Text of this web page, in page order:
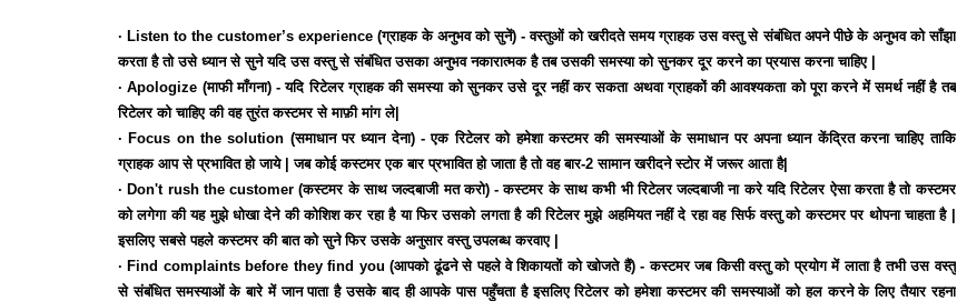
∙ Listen to the customer’s experience (ग्राहक के अनुभव को सुनें) - वस्तुओं को खरीदते समय ग्राहक उस वस्तु से संबंधित अपने पीछे के अनुभव को साँझा
करता है तो उसे ध्यान से सुने यदि उस वस्तु से संबंधित उसका अनुभव नकारात्मक है तब उसकी समस्या को सुनकर दूर करने का प्रयास करना चाहिए |
∙ Apologize (माफी माँगना) -यदि रिटेलर ग्राहक की समस्या को सुनकर उसे दूर नहीं कर सकता अथवा ग्राहकों की आवश्यकता को पूरा करने में समर्थ नहीं है तब
रिटेलर को चाहिए की वह तुरंत कस्टमर से माफ़ी मांग ले|
∙ Focus on the solution (समाधान पर ध्यान देना) -एक रिटेलर को हमेशा कस्टमर की समस्याओं के समाधान पर अपना ध्यान केंद्रित करना चाहिए ताकि
ग्राहक आप से प्रभावित हो जाये | जब कोई कस्टमर एक बार प्रभावित हो जाता है तो वह बार-2 सामान खरीदने स्टोर में जरूर आता है|
∙ Don't rush the customer (कस्टमर के साथ जल्दबाजी मत करो) -कस्टमर के साथ कभी भी रिटेलर जल्दबाजी ना करे यदि रिटेलर ऐसा करता है तो कस्टमर
को लगेगा की यह मुझे धोखा देने की कोशिश कर रहा है या फिर उसको लगता है की रिटेलर मुझे अहमियत नहीं दे रहा वह सिर्फ वस्तु को कस्टमर पर थोपना चाहता है |
इसलिए सबसे पहले कस्टमर की बात को सुने फिर उसके अनुसार वस्तु उपलब्ध करवाए |
∙ Find complaints before they find you (आपको ढूंढने से पहले वे शिकायतों को खोजते हैं) -कस्टमर जब किसी वस्तु को प्रयोग में लाता है तभी उस वस्तु
से संबंधित समस्याओं के बारे में जान पाता है उसके बाद ही आपके पास पहुँचता है इसलिए रिटेलर को हमेशा कस्टमर की समस्याओं को हल करने के लिए तैयार रहना